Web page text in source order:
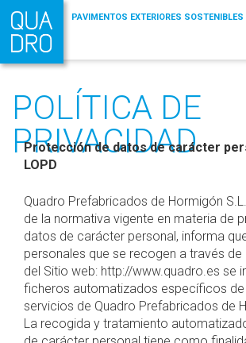
Saltar
contenido
Exteriores
POLÍTICA DE
PRIVACIDAD
Protección de datos de carácter
LOPD
Quadro Prefabricados de Hormigón
de la normativa vigente en materia de
datos de carácter personal, informa
personales que se recogen a través
del Sitio web: http://www.quadro.es se
ficheros automatizados específicos de
servicios de Quadro Prefabricados de
La recogida y tratamiento